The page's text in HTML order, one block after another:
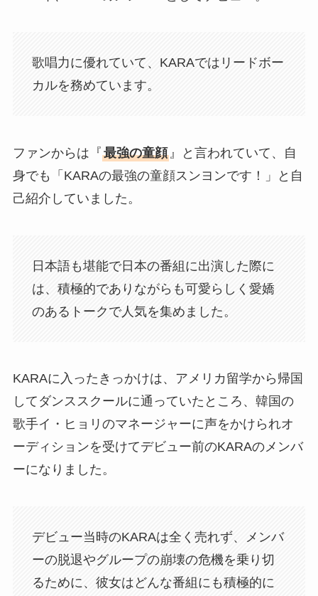
歌唱力に優れていて、KARAではリードボー
カルを務めています。
ファンからは『最強の童顔』と言われていて、自
身でも「KARAの最強の童顔スンヨンです！」と自
己紹介していました。
日本語も堪能で日本の番組に出演した際に
は、積極的でありながらも可愛らしく愛嬌
のあるトークで人気を集めました。
KARAに入ったきっかけは、アメリカ留学から帰国
してダンススクールに通っていたところ、韓国の
歌手イ・ヒョリのマネージャーに声をかけられオ
ーディションを受けてデビュー前のKARAのメンバ
ーになりました。
デビュー当時のKARAは全く売れず、メンバ
ーの脱退やグループの崩壊の危機を乗り切
るために、彼女はどんな番組にも積極的に